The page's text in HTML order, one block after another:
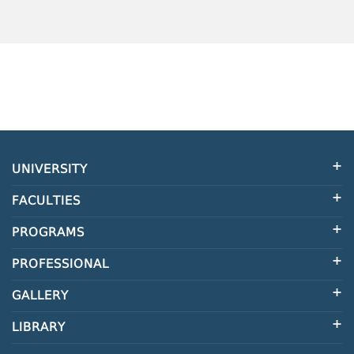
UNIVERSITY
FACULTIES
PROGRAMS
PROFESSIONAL
GALLERY
LIBRARY